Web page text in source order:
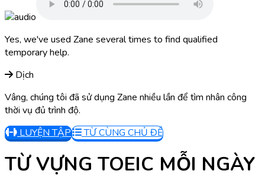
Yes, we've used Zane several times to find qualified
temporary help.
Dịch
Vâng, chúng tôi đã sử dụng Zane nhiều lần để tìm nhân công
thời vụ đủ trình độ.
LUYỆN TẬP
TỪ CÙNG CHỦ ĐỀ
TỪ VỰNG TOEIC MỖI NGÀY